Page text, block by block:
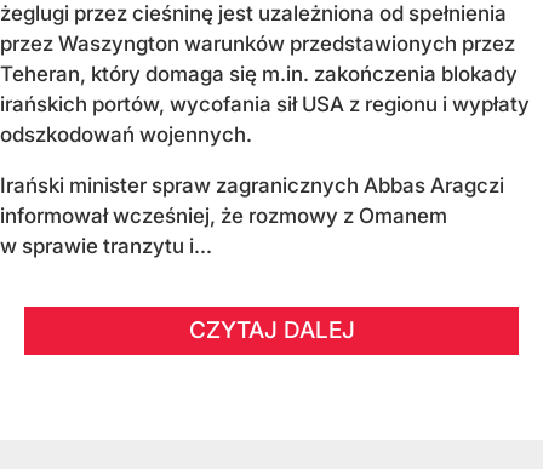
żeglugi przez cieśninę jest uzależniona od spełnienia
przez Waszyngton warunków przedstawionych przez
Teheran, który domaga się m.in. zakończenia blokady
irańskich portów, wycofania sił USA z regionu i wypłaty
odszkodowań wojennych.
Irański minister spraw zagranicznych Abbas Aragczi
informował wcześniej, że rozmowy z Omanem
w sprawie tranzytu i...
CZYTAJ DALEJ